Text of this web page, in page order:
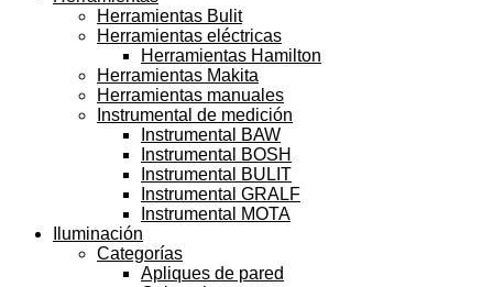
Herramientas Bulit
Herramientas eléctricas
Herramientas Hamilton
Herramientas Makita
Herramientas manuales
Instrumental de medición
Instrumental BAW
Instrumental BOSH
Instrumental BULIT
Instrumental GRALF
Instrumental MOTA
Iluminación
Categorías
Apliques de pared